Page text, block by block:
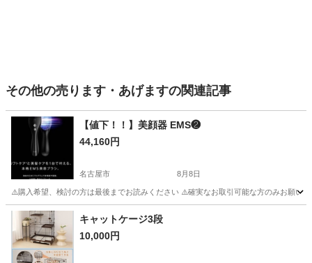
その他の売ります・あげますの関連記事
【値下！！】美顔器 EMS❷
44,160円
名古屋市 8月8日
⚠️購入希望、検討の方は最後までお読みください ⚠️確実なお取引可能な方のみお願い
愛知 名古屋市 その他 EMS
キャットケージ3段
10,000円